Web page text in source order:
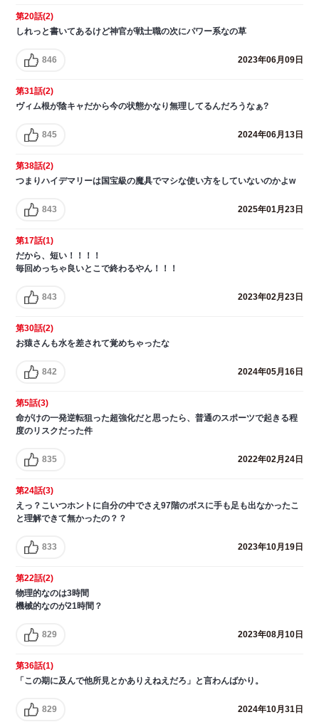
第20話(2)
しれっと書いてあるけど神官が戦士職の次にパワー系なの草
846 2023年06月09日
第31話(2)
ヴィム根が陰キャだから今の状態かなり無理してるんだろうなぁ?
845 2024年06月13日
第38話(2)
つまりハイデマリーは国宝級の魔具でマシな使い方をしていないのかよw
843 2025年01月23日
第17話(1)
だから、短い！！！！
毎回めっちゃ良いとこで終わるやん！！！
843 2023年02月23日
第30話(2)
お猿さんも水を差されて覚めちゃったな
842 2024年05月16日
第5話(3)
命がけの一発逆転狙った超強化だと思ったら、普通のスポーツで起きる程
度のリスクだった件
835 2022年02月24日
第24話(3)
えっ？こいつホントに自分の中でさえ97階のボスに手も足も出なかったこ
と理解できて無かったの？？
833 2023年10月19日
第22話(2)
物理的なのは3時間
機械的なのが21時間？
829 2023年08月10日
第36話(1)
「この期に及んで他所見とかありえねえだろ」と言わんばかり。
829 2024年10月31日